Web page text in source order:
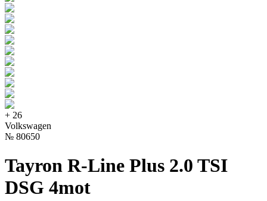
+ 26
Volkswagen
№ 80650
Tayron R-Line Plus 2.0 TSI
DSG 4mot